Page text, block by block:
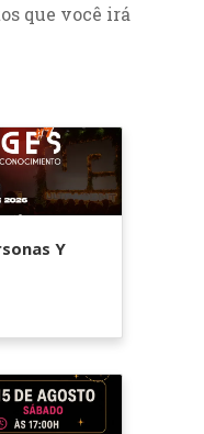
que você irá
Y